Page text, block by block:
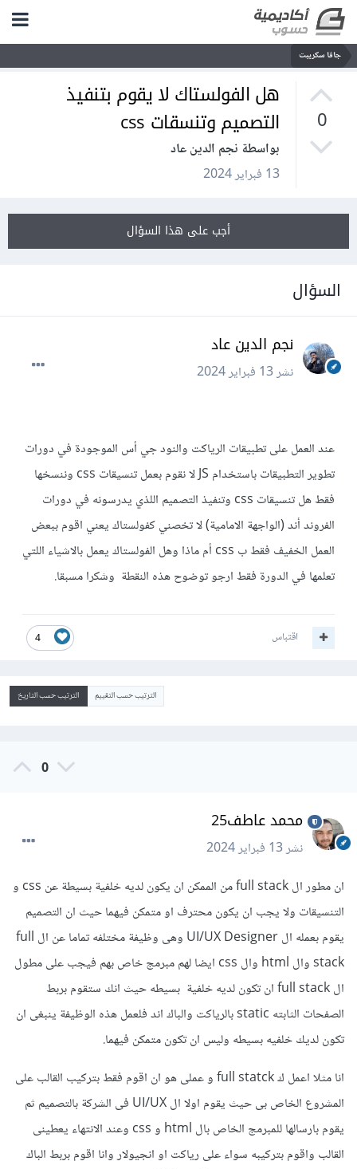
جافا سكريبت
0
هل الفولستاك لا يقوم بتنفيذ
التصميم وتنسقات css
بواسطة نجم الدين عاد
13 فبراير 2024
أجب على هذا السؤال
السؤال
نجم الدين عاد
نشر13 فبراير 2024
عند العمل على تطبيقات الرياكت والنود جي أس الموجودة في دورات
تطوير التطبيقات باستخدام JS لا نقوم بعمل تنسيقات css وننسخها
فقط هل تنسيقات css وتنفيذ التصميم اللذي يدرسونه في دورات
الفروند أند (الواجهة الامامية) لا تخصني كفولستاك يعني اقوم ببعض
العمل الخفيف فقط ب css أم ماذا وهل الفولستاك يعمل بالاشياء اللتي
تعلمها في الدورة فقط ارجو توضوح هذه النقطة وشكرا مسبقا.
4 اقتباس
الترتيب حسب التقييم الترتيب حسب التاريخ
0
محمد عاطف25
نشر13 فبراير 2024
ان مطور ال full stack من الممكن ان يكون لديه خلفية بسيطة عن css و
التنسيقات ولا يجب ان يكون محترف او متمكن فيهما حيث ان التصميم
يقوم بعمله ال UI/UX Designer وهى وظيفة مختلفه تماما عن ال full
stack وال html وال css ايضا لهم مبرمج خاص بهم فيجب على مطول
ال full stack ان تكون لديه خلفية بسيطه حيث انك ستقوم بربط
الصفحات الثابته static بالرياكت والباك اند فلعمل هذه الوظيفة ينبغى ان
تكون لديك خلفيه بسيطه وليس ان تكون متمكن فيهما.
انا مثلا اعمل ك full statck و عملى هو ان اقوم فقط بتركيب القالب على
المشروع الخاص بى حيث يقوم اولا ال UI/UX فى الشركة بالتصميم ثم
يقوم بارسالها للمبرمج الخاص بال html و css وعند الانتهاء يعطينى
القالب واقوم بتركيبه سواء على رياكت او انجيولار وانا اقوم بربط الباك